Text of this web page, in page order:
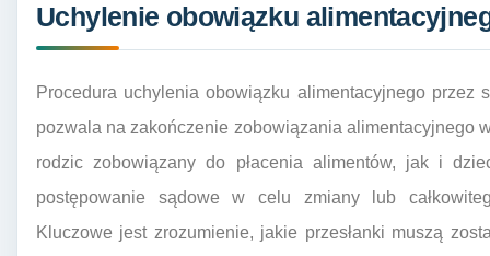
Uchylenie obowiązku
Procedura uchylenia obowiązku alimentacyjnego przez
pozwala na zakończenie zobowiązania alimentacyjnego
rodzic zobowiązany do płacenia alimentów, jak i
postępowanie sądowe w celu zmiany lub
Kluczowe jest zrozumienie, jakie przesłanki muszą